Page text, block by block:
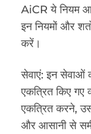
AiCR ये नियम
इन नियमों और
करें।
सेवाएं: इन सेवाओं
एकत्रित किए गए
एकत्रित करने,
और आसानी से